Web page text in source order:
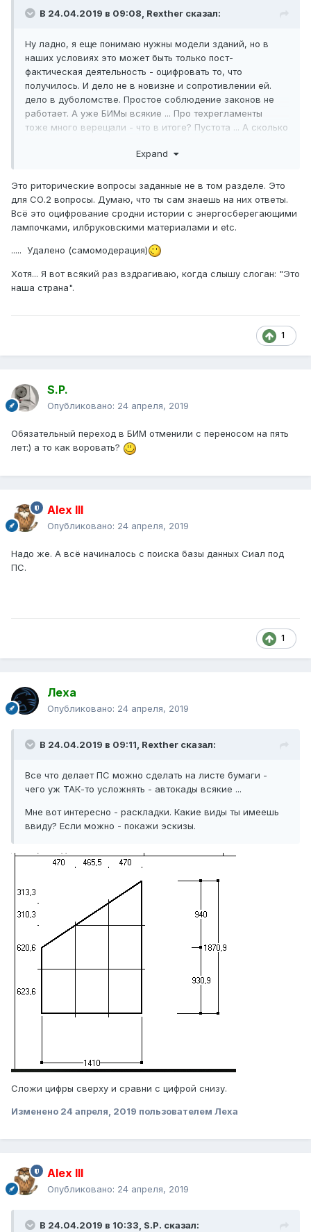
В 24.04.2019 в 09:08, Rexther сказал:
Ну ладно, я еще понимаю нужны модели зданий, но в
наших условиях это может быть только пост-
фактическая деятельность - оцифровать то, что
получилось. И дело не в новизне и сопротивлении ей.
дело в дуболомстве. Простое соблюдение законов не
работает. А уже БИМы всякие ... Про техрегламенты
тоже много верещали - что в итоге? Пустота ... А сколько
Expand
Это риторические вопросы заданные не в том разделе. Это
для СО.2 вопросы. Думаю, что ты сам знаешь на них ответы.
Всё это оцифрование сродни истории с энергосберегающими
лампочками, илбруковскими материалами и etc.
..... Удалено (самомодерация)
Хотя... Я вот всякий раз вздрагиваю, когда слышу слоган: "Это
наша страна".
1
S.P.
Опубликовано: 24 апреля, 2019
Обязательный переход в БИМ отменили с переносом на пять
лет:) а то как воровать?
Alex IlI
Опубликовано: 24 апреля, 2019
Надо же. А всё начиналось с поиска базы данных Сиал под
ПС.
1
Леха
Опубликовано: 24 апреля, 2019
В 24.04.2019 в 09:11, Rexther сказал:
Все что делает ПС можно сделать на листе бумаги -
чего уж ТАК-то усложнять - автокады всякие ...
Мне вот интересно - раскладки. Какие виды ты имеешь
ввиду? Если можно - покажи эскизы.
Сложи цифры сверху и сравни с цифрой снизу.
Изменено 24 апреля, 2019 пользователем Леха
Alex IlI
Опубликовано: 24 апреля, 2019
В 24.04.2019 в 10:33, S.P. сказал: